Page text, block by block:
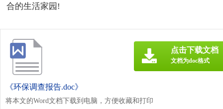
合的生活家园!
《环保调查报告.doc》
将本文的Word文档下载到电脑，方便收藏和打印
点击下载文档
文档为doc格式